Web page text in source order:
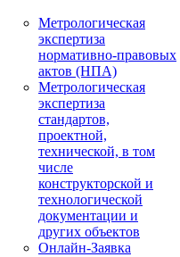
Метрологическая
экспертиза
нормативно-правовых
актов (НПА)
Метрологическая
экспертиза
стандартов,
проектной,
технической, в том
числе
конструкторской и
технологической
документации и
других объектов
Онлайн-Заявка